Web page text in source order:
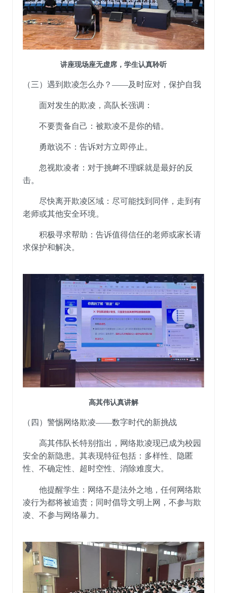
讲座现场座无虚席，学生认真聆听
（三）遇到欺凌怎么办？ ——及时应对，保护自我
面对发生的欺凌，高队长强调：
不要责备自己 ： 被欺凌不是你的错。
勇敢说不 ： 告诉对方立即停止 。
忽视欺凌者 ： 对于挑衅不理睬就是最好的反
击。
尽快离开欺凌区域 ： 尽可能找到同伴，走到有
老师或其他安全环境。
积极寻求帮助：告诉值得信任的老师或家长请
求保护和解决。
高其伟认真讲解
（四）警惕网络欺凌——数字时代的新挑战
高其伟队长特别指出，网络欺凌现已成为校园
安全的新隐患。其表现特征包括： 多样性、隐匿
性、不确定性、超时空性、消除难度大。
他提醒学生：网络不是法外之地，任何网络欺
凌行为都将被追责；同时倡导文明上网，不参与欺
凌、不参与网络暴力。